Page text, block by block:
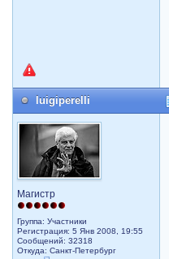
luigiperelli
Магистр
Группа: Участники
Регистрация: 5 Янв 2008, 19:55
Сообщений: 32318
Откуда: Санкт-Петербург